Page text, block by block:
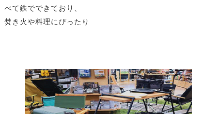
べて鉄でできており、
焚き火や料理にぴったり